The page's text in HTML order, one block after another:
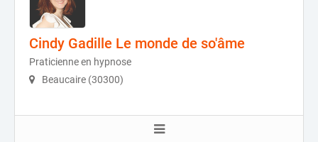
Cindy Gadille Le monde de so'âme
Praticienne en hypnose
Beaucaire (30300)